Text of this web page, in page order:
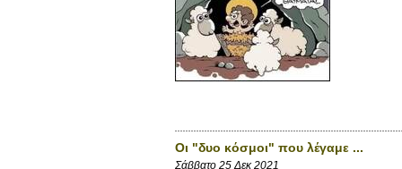
Οι "δυο κόσμοι" που λέγαμε ...
Σάββατο 25 Δεκ 2021